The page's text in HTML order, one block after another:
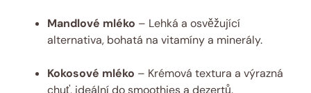
Mandlové mléko – Lehká a osvěžující
alternativa, bohatá na vitamíny a minerály.
Kokosové mléko – Krémová textura a výrazná
chuť, ideální do smoothies a dezertů.